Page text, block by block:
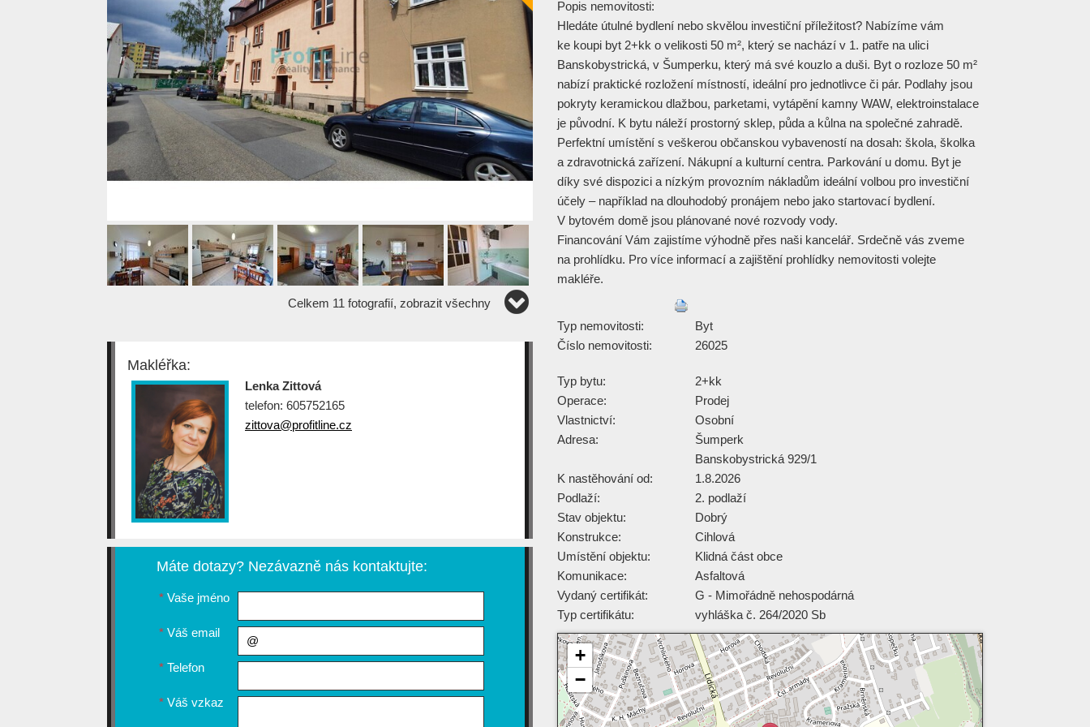
Celkem 11 fotografií, zobrazit všechny
Makléřka:
Lenka Zittová
telefon: 605752165
zittova@profitline.cz
Máte dotazy? Nezávazně nás kontaktujte:
*Vaše jméno
*Váš email
*Telefon
*Váš vzkaz
Popis nemovitosti:
Hledáte útulné bydlení nebo skvělou investiční příležitost? Nabízíme vám
ke koupi byt 2+kk o velikosti 50 m², který se nachází v 1. patře na ulici
Banskobystrická, v Šumperku, který má své kouzlo a duši. Byt o rozloze 50 m²
nabízí praktické rozložení místností, ideální pro jednotlivce či pár. Podlahy jsou
pokryty keramickou dlažbou, parketami, vytápění kamny WAW, elektroinstalace
je původní. K bytu náleží prostorný sklep, půda a kůlna na společné zahradě.
Perfektní umístění s veškerou občanskou vybaveností na dosah: škola, školka
a zdravotnická zařízení. Nákupní a kulturní centra. Parkování u domu. Byt je
díky své dispozici a nízkým provozním nákladům ideální volbou pro investiční
účely – například na dlouhodobý pronájem nebo jako startovací bydlení.
V bytovém domě jsou plánované nové rozvody vody.
Financování Vám zajistíme výhodně přes naši kancelář. Srdečně vás zveme
na prohlídku. Pro více informací a zajištění prohlídky nemovitosti volejte
makléře.
Typ nemovitosti:
Byt
Číslo nemovitosti:
26025
Typ bytu:
2+kk
Operace:
Prodej
Vlastnictví:
Osobní
Adresa:
Šumperk
Banskobystrická 929/1
K nastěhování od:
1.8.2026
Podlaží:
2. podlaží
Stav objektu:
Dobrý
Konstrukce:
Cihlová
Umístění objektu:
Klidná část obce
Komunikace:
Asfaltová
Vydaný certifikát:
G - Mimořádně nehospodárná
Typ certifikátu:
vyhláška č. 264/2020 Sb
+
−